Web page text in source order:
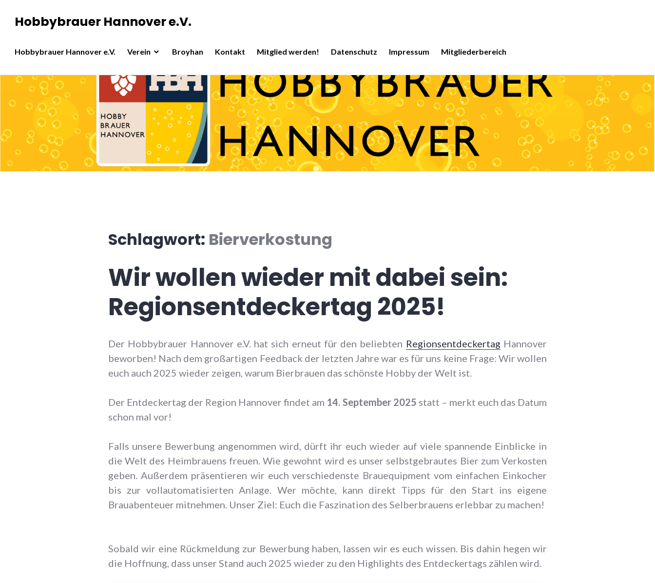
InhaltHobbybrauer Hannover e.V.
Hobbybrauer Hannover e.V. Verein Broyhan Kontakt Mitglied werden! Datenschutz Impressum Mitgliederbereich
Schlagwort: Bierverkostung
Wir wollen wieder mit dabei sein:
Regionsentdeckertag 2025!
Der Hobbybrauer Hannover e.V. hat sich erneut für den beliebten Regionsentdeckertag Hannover
beworben! Nach dem großartigen Feedback der letzten Jahre war es für uns keine Frage: Wir wollen
euch auch 2025 wieder zeigen, warum Bierbrauen das schönste Hobby der Welt ist.
Der Entdeckertag der Region Hannover findet am 14. September 2025 statt – merkt euch das Datum
schon mal vor!
Falls unsere Bewerbung angenommen wird, dürft ihr euch wieder auf viele spannende Einblicke in
die Welt des Heimbrauens freuen. Wie gewohnt wird es unser selbstgebrautes Bier zum Verkosten
geben. Außerdem präsentieren wir euch verschiedenste Brauequipment vom einfachen Einkocher
bis zur vollautomatisierten Anlage. Wer möchte, kann direkt Tipps für den Start ins eigene
Brauabenteuer mitnehmen. Unser Ziel: Euch die Faszination des Selberbrauens erlebbar zu machen!
Sobald wir eine Rückmeldung zur Bewerbung haben, lassen wir es euch wissen. Bis dahin hegen wir
die Hoffnung, dass unser Stand auch 2025 wieder zu den Highlights des Entdeckertags zählen wird.